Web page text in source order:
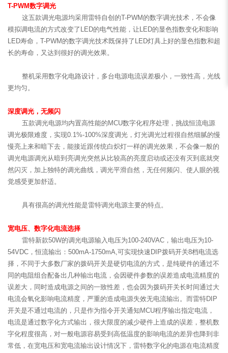
T-PWM数字调光
这五款调光电源均采用雷特自创的T-PWM的数字调光技术，不会像
模拟调电流的方式改变了LED的电气性能，让LED的显色指数变化和影响
LED寿命，T-PWM的数字调光技术既保持了LED灯具上好的显色指数和超
长的寿命，又达到很好的调光效果。
整机采用数字化电路设计，多台电源电流误差极小，一致性高，光线
更均匀。
深度调光，无频闪
五款调光电源均内置高性能的MCU数字化程序处理，挑战恒流电源
调光极限难度，实现0.1%-100%深度调光，灯光调光过程很自然细腻的慢
慢亮上来和暗下去，能接近跟传统白炽灯一样的调光效果，不会像一般的
调光电源调光从暗到亮调光突然从比较高的亮度启动或还没有灭到底就突
然闪灭，加上独特的调光曲线，调光平滑自然，无任何频闪、使人眼的视
觉感受更加舒适。
具有很高的调光性能是雷特调光电源主要的特点。
宽电压、 数字化电流选择
雷特新款50W的调光电源输入电压为100-240VAC，输出电压为10-
54VDC，恒流输出：500mA-1750mA,可实现快速DIP拨码开关8档电流选
择，不同于大多数厂家的拨码开关是硬切电流的方式，是纯硬件的通过不
同的电阻组合配备出几种输出电流，会因硬件参数的误差造成电流精度的
误差大，同时造成电源之间的一致性差，也会因为拨码开关长时间通过大
电流会氧化影响电流精度，严重的造成电源失效无电流输出。而雷特DIP
开关是不通过电流的，只是作为指令开关通知MCU程序输出指定电流，
电流是通过数字化方式输出，很大限度的减少硬件上造成的误差，整机数
字化程度很高，对一般电源容易受到高低温度的影响电流的差异也降到非
常低，在宽电压和宽电流输出设计情况下，雷特数字化的电源在电流精度